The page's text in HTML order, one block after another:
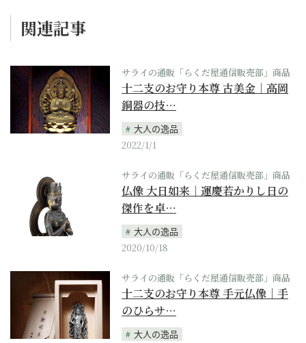
関連記事
サライの通販「らくだ屋通信販売部」商品
十二支のお守り本尊 古美金｜高岡
銅器の技…
大人の逸品
2022/1/1
サライの通販「らくだ屋通信販売部」商品
仏像 大日如来｜運慶若かりし日の
傑作を卓…
大人の逸品
2020/10/18
サライの通販「らくだ屋通信販売部」商品
十二支のお守り本尊 手元仏像｜手
のひらサ…
大人の逸品